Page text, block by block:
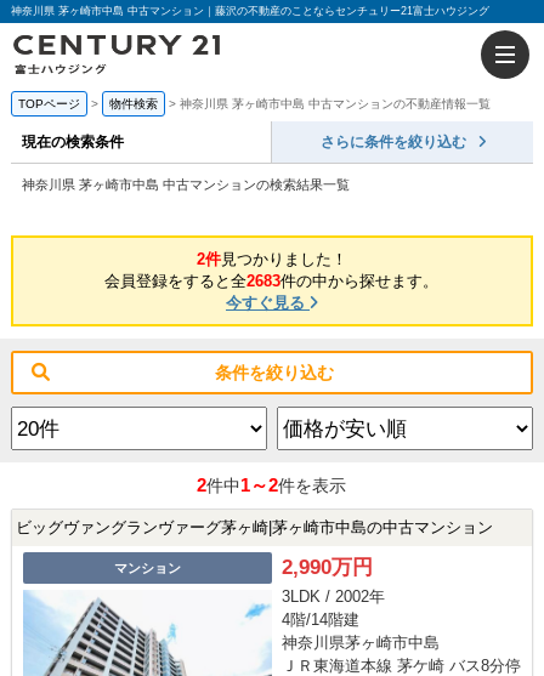
神奈川県 茅ヶ崎市中島 中古マンション｜藤沢の不動産のことならセンチュリー21富士ハウジング
TOPページ 物件検索 神奈川県 茅ヶ崎市中島 中古マンションの不動産情報一覧
現在の検索条件 さらに条件を絞り込む
神奈川県 茅ヶ崎市中島 中古マンションの検索結果一覧
2件見つかりました！
会員登録をすると全2683件の中から探せます。
今すぐ見る
条件を絞り込む
2件中1～2件を表示
ビッグヴァングランヴァーグ茅ヶ崎|茅ヶ崎市中島の中古マンション
マンション 2,990万円
3LDK / 2002年
4階/14階建
神奈川県茅ヶ崎市中島
ＪＲ東海道本線 茅ケ崎 バス8分停